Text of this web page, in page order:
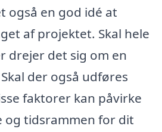
også en god idé at
af projektet. Skal hele
drejer det sig om en
der også udføres
faktorer kan påvirke
og tidsrammen for dit